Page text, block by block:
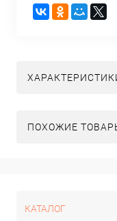
ПОХОЖИЕ
КАТАЛОГ